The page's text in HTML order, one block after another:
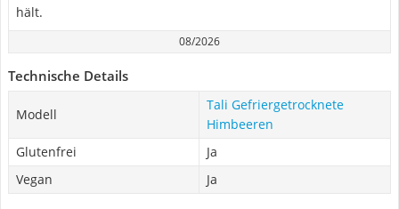
hält.
08/2026
Technische Details
Modell
Tali Gefriergetrocknete
Himbeeren
Glutenfrei
Ja
Vegan
Ja